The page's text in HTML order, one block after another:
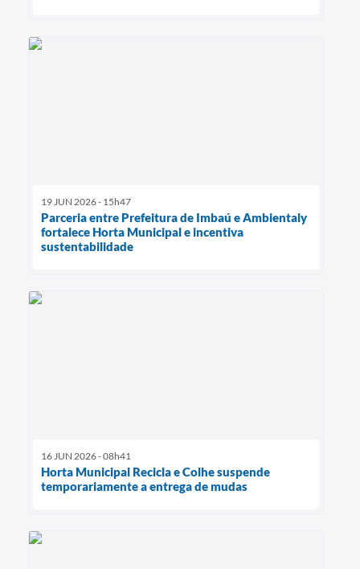
19 JUN 2026 - 15h47
Parceria entre Prefeitura de Imbaú e Ambientaly
fortalece Horta Municipal e incentiva
sustentabilidade
16 JUN 2026 - 08h41
Horta Municipal Recicla e Colhe suspende
temporariamente a entrega de mudas